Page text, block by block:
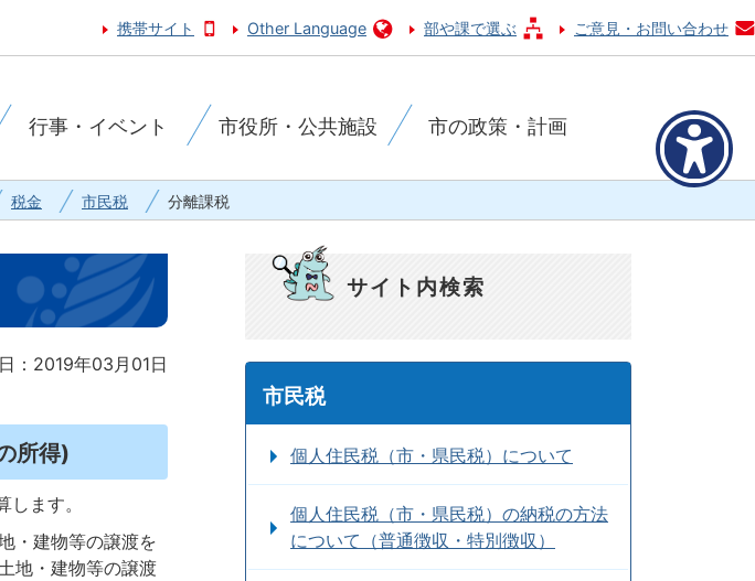
携帯サイト Other Language 部や課で選ぶ ご意見・お問い合わせ
行事・イベント 市役所・公共施設 市の政策・計画
税金 市民税 分離課税
：2019年03月01日
所得)
ます。
・建物等の譲渡を
地・建物等の譲渡
サイト内検索
市民税
個人住民税（市・県民税）について
個人住民税（市・県民税）の納税の方法
について（普通徴収・特別徴収）